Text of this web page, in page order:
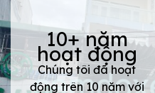
10+ năm
hoạt động
Chúng tôi đã hoạt
động trên 10 năm với